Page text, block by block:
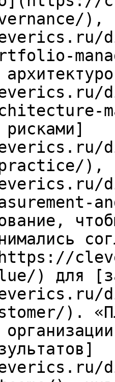
),
рисками]
practice/),
) для
).